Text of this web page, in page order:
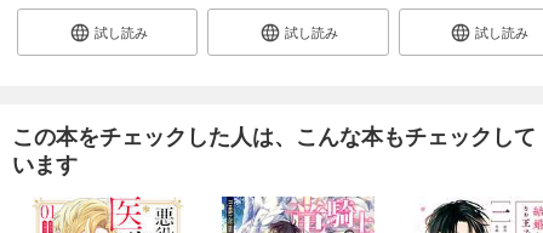
試し読み 試し読み 試し読み
この本をチェックした人は、こんな本もチェックして
います